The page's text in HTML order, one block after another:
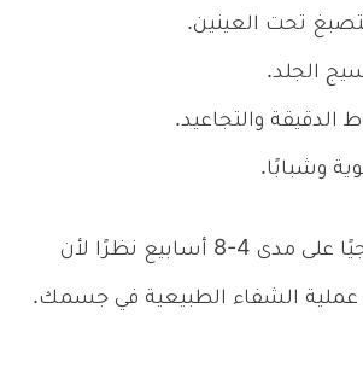
تحت العينين.
الجلد.
الدقيقة والتجاعيد.
وشبابًا.
تظهر النتائج تدريجيًا على مدى 4-8 أسابيع نظرًا لأن
عملية الشفاء الطبيعية في جسمك.